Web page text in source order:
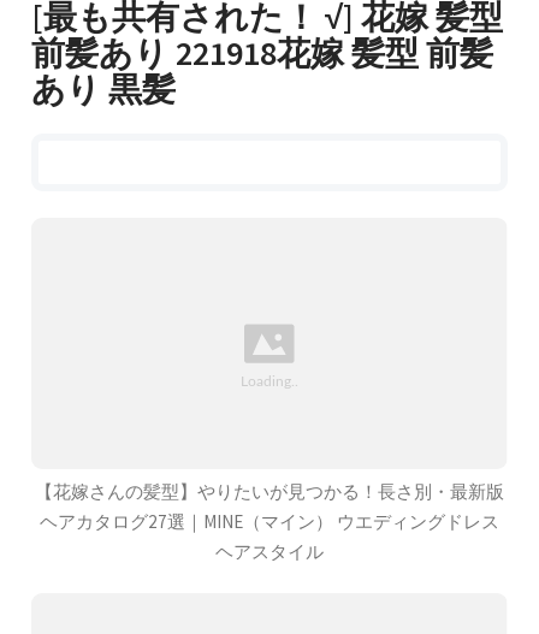
[最も共有された！ √] 花嫁 髪型
前髪あり 221918花嫁 髪型 前髪
あり 黒髪
【花嫁さんの髪型】やりたいが見つかる！長さ別・最新版
ヘアカタログ27選｜MINE（マイン） ウエディングドレス
ヘアスタイル